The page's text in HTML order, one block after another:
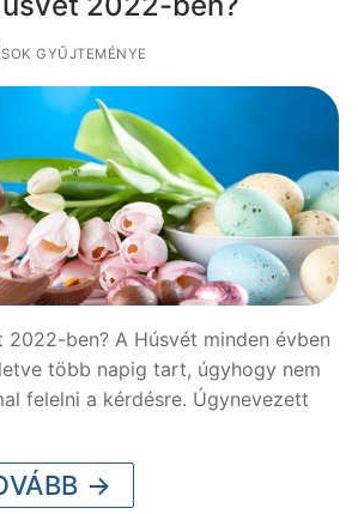
GYŰJTEMÉNYE
2022-ben? A Húsvét minden évben
több napig tart, úgyhogy nem
felelni a kérdésre. Úgynevezett
→